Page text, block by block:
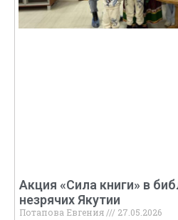
Акция «Сила книги» в
незрячих Якутии
Потапова Евгения
27.05.2026